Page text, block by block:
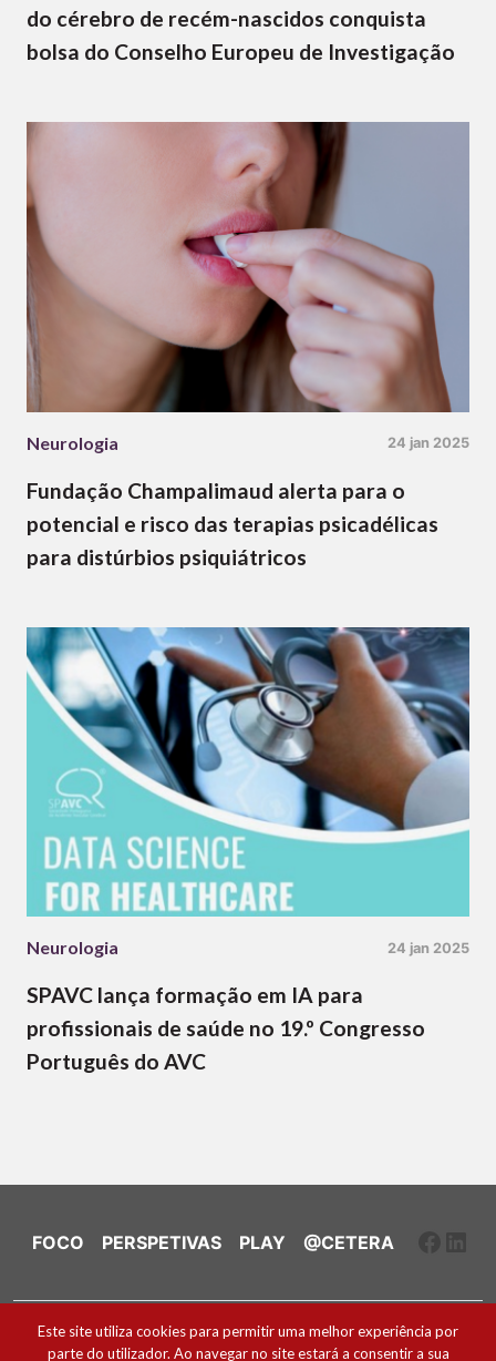
do cérebro de recém-nascidos conquista
bolsa do Conselho Europeu de Investigação
Neurologia 24 jan 2025
Fundação Champalimaud alerta para o
potencial e risco das terapias psicadélicas
para distúrbios psiquiátricos
Neurologia 24 jan 2025
SPAVC lança formação em IA para
profissionais de saúde no 19.º Congresso
Português do AVC
FOCO PERSPETIVAS PLAY @CETERA
Ficha Técnica e Estatuto Editorial
Este site utiliza cookies para permitir uma melhor experiência por
parte do utilizador. Ao navegar no site estará a consentir a sua